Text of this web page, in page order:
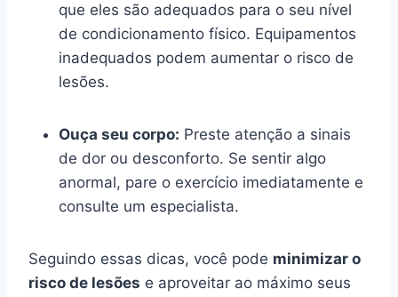
que eles são adequados para o seu nível
de condicionamento físico. Equipamentos
inadequados podem aumentar o risco de
lesões.
Ouça seu corpo: Preste atenção a sinais
de dor ou desconforto. Se sentir algo
anormal, pare o exercício imediatamente e
consulte um especialista.
Seguindo essas dicas, você pode minimizar o
risco de lesões e aproveitar ao máximo seus